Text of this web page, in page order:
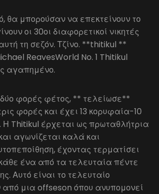
θα μπορούσαν να επεκτείνουν το
οι 30οι διαφορετικοί νικητές
τη σεζόν. Τζίνο. **thitikul **
ReavesWorld No. 1 Thitikul
αγαπημένο.
δύο φορές φέτος, ** τελείωσε**
φορές και έχει 13 κορυφαία-10
Η Thitikul έρχεται ως πρωταθλήτρια
αγωνίζεται καλά και
έχοντας τερματίσει
ένα από τα τελευταία πέντε
Αυτό είναι το τελευταίο
από μια offseson όπου ανυπομονεί